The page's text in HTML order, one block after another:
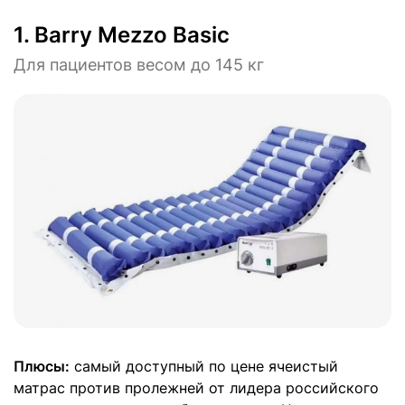
1. Barry Mezzo Basic
Для пациентов весом до 145 кг
Плюсы: самый доступный по цене ячеистый
матрас против пролежней от лидера российского